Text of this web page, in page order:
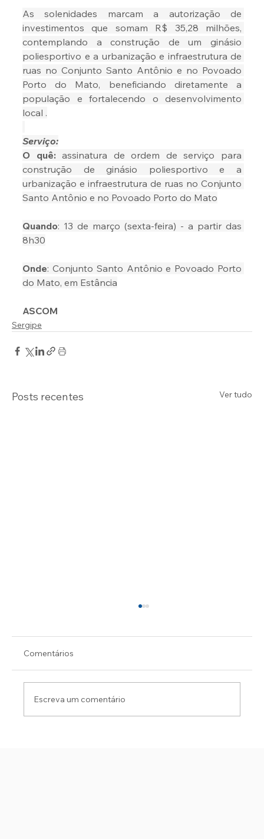
As solenidades marcam a autorização de
investimentos que somam R$ 35,28 milhões,
contemplando a construção de um ginásio
poliesportivo e a urbanização e infraestrutura de
ruas no Conjunto Santo Antônio e no Povoado
Porto do Mato, beneficiando diretamente a
população e fortalecendo o desenvolvimento
local .
Serviço:
O quê: assinatura de ordem de serviço para
construção de ginásio poliesportivo e a
urbanização e infraestrutura de ruas no Conjunto
Santo Antônio e no Povoado Porto do Mato
Quando: 13 de março (sexta-feira) - a partir das
8h30
Onde: Conjunto Santo Antônio e Povoado Porto
do Mato, em Estância
ASCOM
Sergipe
Posts recentes Ver tudo
Comentários
Escreva um comentário